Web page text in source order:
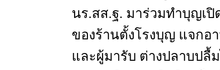
นร.สส.ฐ. มาร่วมทำบุญเ
ของร้านตั้งโรงบุญ แจกอ
และผู้มารับ ต่างปลาบปลื้